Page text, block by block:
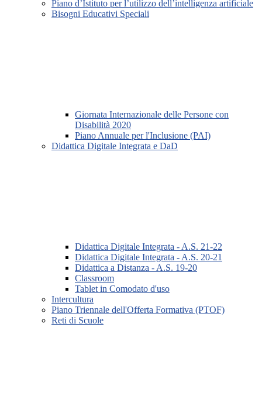
Piano d’Istituto per l’utilizzo dell’intelligenza artificiale
Bisogni Educativi Speciali
Giornata Internazionale delle Persone con
Disabilità 2020
Piano Annuale per l'Inclusione (PAI)
Didattica Digitale Integrata e DaD
Didattica Digitale Integrata - A.S. 21-22
Didattica Digitale Integrata - A.S. 20-21
Didattica a Distanza - A.S. 19-20
Classroom
Tablet in Comodato d'uso
Intercultura
Piano Triennale dell'Offerta Formativa (PTOF)
Reti di Scuole